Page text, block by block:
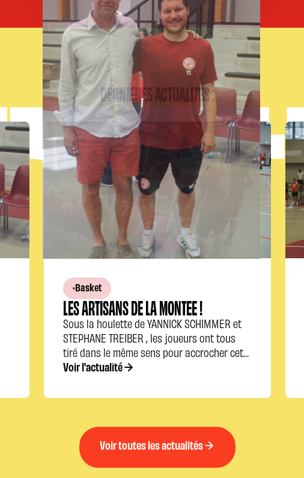
DERNIÈRES ACTUALITÉS :
Basket
LES ARTISANS DE LA MONTEE !
Sous la houlette de YANNICK SCHIMMER et
STEPHANE TREIBER , les joueurs ont tous
tiré dans le même sens pour accrocher cette
montée.
Voir l'actualité
Voir toutes les actualités